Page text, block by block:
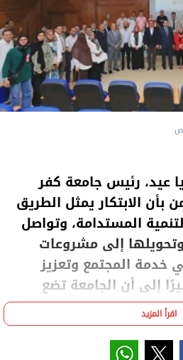
عيد، رئيس جامعة كفر
بأن الابتكار يمثل الطريق
المستدامة، وتواصل
وتحويلها إلى مشروعات
المجتمع وتعزيز
إلى أن الجامعة تضع
في خدمة المبدعين
مع رؤية الدولة المصرية
اقرأ المزيد